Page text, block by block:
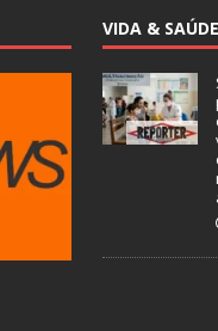
VIDA & SAÚDE